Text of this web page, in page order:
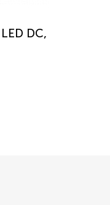
DC,